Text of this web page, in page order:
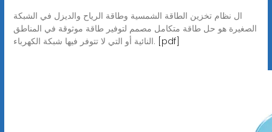
ال نظام تخزين الطاقة الشمسية وطاقة الرياح والديزل في الشبكة
الصغيرة هو حل طاقة متكامل مصمم لتوفير طاقة موثوقة في المناطق
النائية أو التي لا تتوفر فيها شبكة الكهرباء. [pdf]